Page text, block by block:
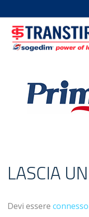
LASCIA
Devi essere connesso